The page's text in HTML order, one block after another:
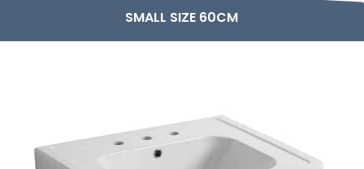
SMALL SIZE 60CM